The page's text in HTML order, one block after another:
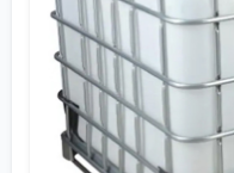
сушить, что убило
один из первых
Ещё один момент —
Китайский рынок
экологических
сырьё (оксид